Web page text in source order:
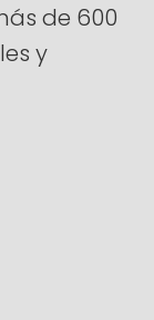
de 600
y